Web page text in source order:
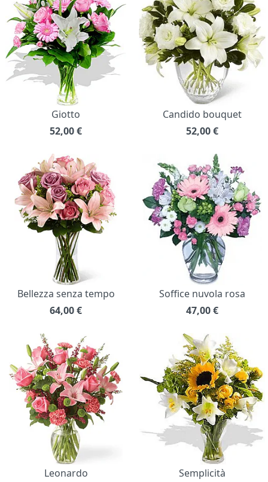
Giotto
52,00€
Candido bouquet
52,00€
Bellezza senza tempo
64,00€
Soffice nuvola rosa
47,00€
Leonardo Semplicità